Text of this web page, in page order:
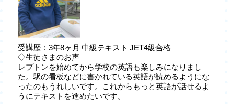
受講歴：3年8ヶ月 中級テキスト JET4級合格
◇生徒さまのお声
レプトンを始めてから学校の英語も楽しみになりまし
た。駅の看板などに書かれている英語が読めるようにな
ったのもうれしいです。これからもっと英語が話せるよ
うにテキストを進めたいです。